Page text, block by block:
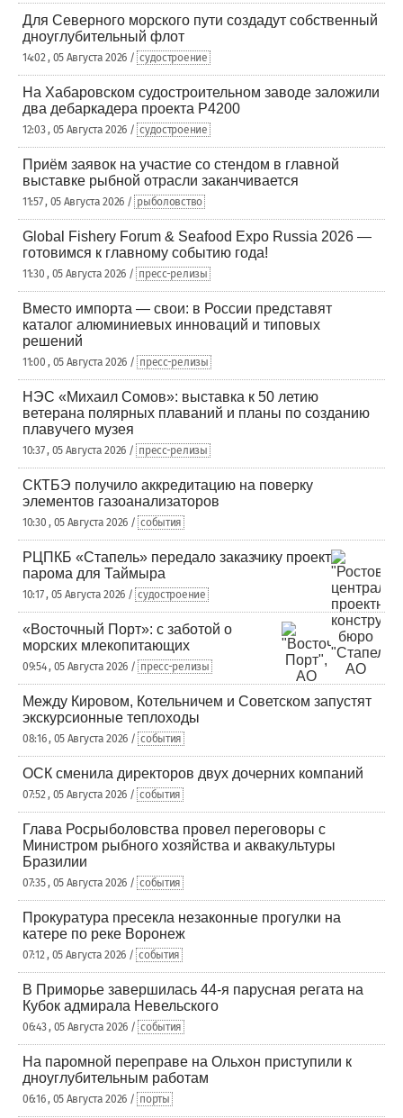
Для Северного морского пути создадут собственный
дноуглубительный флот
14:02 , 05 Августа 2026 / судостроение
На Хабаровском судостроительном заводе заложили
два дебаркадера проекта Р4200
12:03 , 05 Августа 2026 / судостроение
Приём заявок на участие со стендом в главной
выставке рыбной отрасли заканчивается
11:57 , 05 Августа 2026 / рыболовство
Global Fishery Forum & Seafood Expo Russia 2026 —
готовимся к главному событию года!
11:30 , 05 Августа 2026 / пресс-релизы
Вместо импорта — свои: в России представят
каталог алюминиевых инноваций и типовых
решений
11:00 , 05 Августа 2026 / пресс-релизы
НЭС «Михаил Сомов»: выставка к 50 летию
ветерана полярных плаваний и планы по созданию
плавучего музея
10:37 , 05 Августа 2026 / пресс-релизы
СКТБЭ получило аккредитацию на поверку
элементов газоанализаторов
10:30 , 05 Августа 2026 / события
РЦПКБ «Стапель» передало заказчику проект
парома для Таймыра
10:17 , 05 Августа 2026 / судостроение
«Восточный Порт»: с заботой о
морских млекопитающих
09:54 , 05 Августа 2026 / пресс-релизы
Между Кировом, Котельничем и Советском запустят
экскурсионные теплоходы
08:16 , 05 Августа 2026 / события
ОСК сменила директоров двух дочерних компаний
07:52 , 05 Августа 2026 / события
Глава Росрыболовства провел переговоры с
Министром рыбного хозяйства и аквакультуры
Бразилии
07:35 , 05 Августа 2026 / события
Прокуратура пресекла незаконные прогулки на
катере по реке Воронеж
07:12 , 05 Августа 2026 / события
В Приморье завершилась 44-я парусная регата на
Кубок адмирала Невельского
06:43 , 05 Августа 2026 / события
На паромной переправе на Ольхон приступили к
дноуглубительным работам
06:16 , 05 Августа 2026 / порты